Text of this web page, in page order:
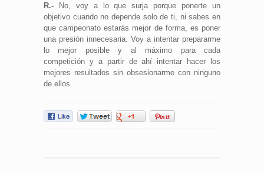
R.-
No, voy a lo que surja porque ponerte un
objetivo cuando no depende solo de ti, ni sabes en
que campeonato estarás mejor de forma, es poner
una presión innecesaria. Voy a intentar prepararme
lo mejor posible y al máximo para cada
competición y a partir de ahí intentar hacer los
mejores resultados sin obsesionarme con ninguno
de ellos.